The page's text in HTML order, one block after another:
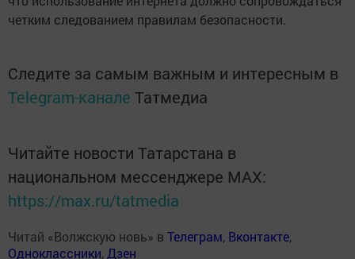
четким следованием правилам безопасности.
Следите за самым важным и интересным в
Telegram-канале Татмедиа
Читайте новости Татарстана в
национальном мессенджере MАХ:
https://max.ru/tatmedia
Читай «Волжскую новь» в Телеграм, Вконтакте,
Одноклассники, Дзен